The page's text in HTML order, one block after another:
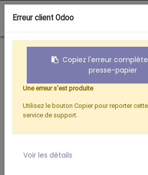
Boutique
ROOF PALETTE D.76 - 1270x1520 -
Erreur client Odoo
Copiez l'erreur
presse-papier
Une erreur s'est produite
Utilisez le bouton Copier pour reporter
service de support.
Voir les détails